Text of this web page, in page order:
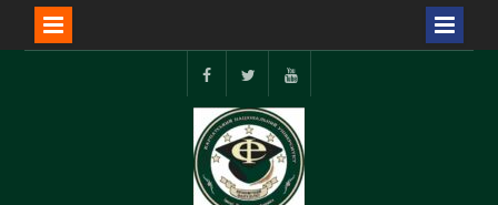
facebooktwitter YouTube